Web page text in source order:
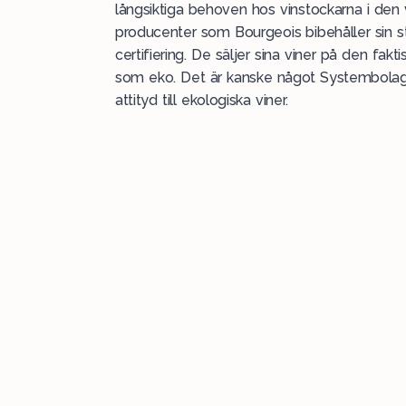
långsiktiga behoven hos vinstockarna i
producenter som Bourgeois bibehåller sin
certifiering. De säljer sina viner på den
som eko. Det är kanske något
attityd till ekologiska viner.